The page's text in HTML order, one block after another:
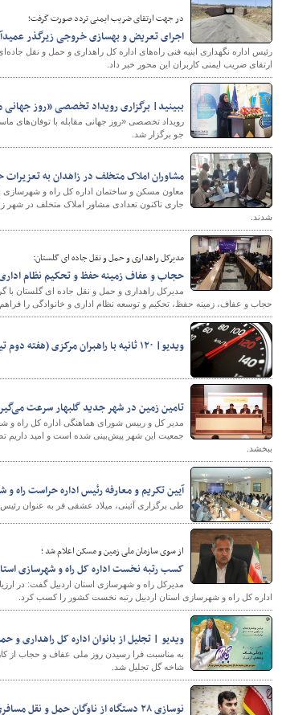
شهرسازیدر جهت ارتقای ضریب ایمنی تردد صورت گرفت؛
اجرای تعریض و بهسازی خروجی زیرگذر
رئیس اداره نگهداری ابنیه فنی راه‌های اداره کل راهداری و حمل و نقل
ارتقای ضریب ایمنی کاربران این محور خبر داد.
ببینید| برگزاری رویداد تخصصی «روز جهانی
رویداد تخصصی «روز جهانی مقابله با توفان‌های
جو برگزار شد.
مشاوران املاک متخلف در زاهدان به
جاری تاکنون تعدادی مشاور املاک متخلف در شهر
شدند.
مدیرکل راهداری و حمل و نقل جاده ای گلستان:
حجاب و عفاف زمینه حفظ و تحکیم نظام
مدیرکل راهداری و حمل و نقل جاده ای گلستان با
حجاب و عفاف، زمینه حفظ، تحکیم و توسعه نظام اداری و خانوادگی را فراهم
ویدیو| ۱۲۰ ثانیه با راهبران مرکزی (هفته دوم تیر ماه ۱۴۰۲)
تامین زمین در شهر جدید گلبهار سرعت
مدیر کل و رییس شورای هماهنگی اداره کل راه
جمعیت این شهر پیش‌بینی شده است و امید
ببخشد.
آیین تکریم و معارفه رئیس اداره حراست راه و
طی برگزاری آئینی، میلاد عشقی فر به عنوان
از سوی سازمان ملی زمین و مسکن اعلام شد ؛
کسب رتبه نخست اداره کل راه و شهرسازی
اداره کل راه و شهرسازی استان اردبیل رتبه نخست کشور را کسب کرد.
ویدیو | تجلیل از بانوان اداره کل راهداری و
به مناسبت فرا رسیدن روز ملی عفاف و حجاب از
شاخه گل تجلیل شد.
نوسازی ۲۸ دستگاه از ناوگان حمل و نقل مسافری استان مرکزی پیش از اربعین